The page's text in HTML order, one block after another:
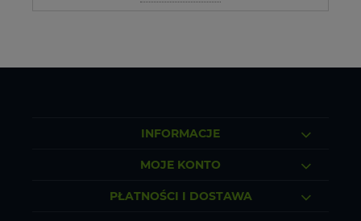
INFORMACJE
MOJE KONTO
PŁATNOŚCI I DOSTAWA